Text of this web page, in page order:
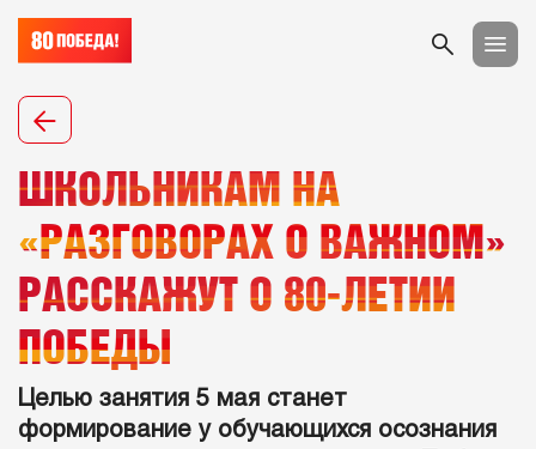
ШКОЛЬНИКАМ НА
«РАЗГОВОРАХ О ВАЖНОМ»
РАССКАЖУТ О 80-ЛЕТИИ
ПОБЕДЫ
Целью занятия 5 мая станет
формирование у обучающихся осознания